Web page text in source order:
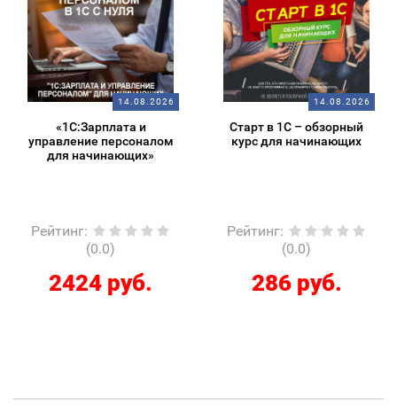
14.08.2026
«1С:Зарплата и
управление персоналом
для начинающих»
Рейтинг:
(0.0)
2424 руб.
14.08.2026
Старт в 1С – обзорный
курс для начинающих
Рейтинг:
(0.0)
286 руб.